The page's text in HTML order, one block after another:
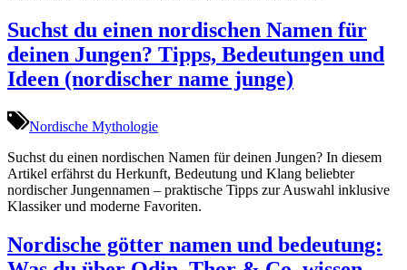
Suchst du einen nordischen Namen für
deinen Jungen? Tipps, Bedeutungen und
Ideen (nordischer name junge)
Nordische Mythologie
Suchst du einen nordischen Namen für deinen Jungen? In diesem
Artikel erfährst du Herkunft, Bedeutung und Klang beliebter
nordischer Jungennamen – praktische Tipps zur Auswahl inklusive
Klassiker und moderne Favoriten.
Nordische götter namen und bedeutung: